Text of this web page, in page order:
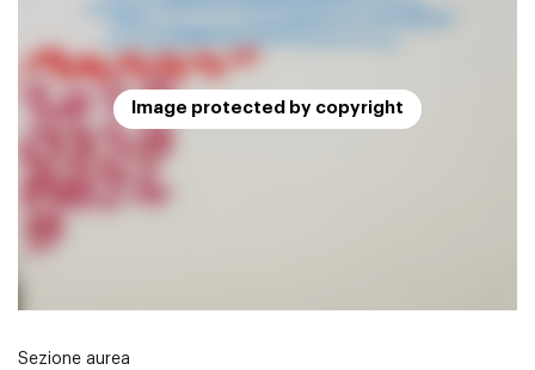
Image protected by copyright
Sezione aurea